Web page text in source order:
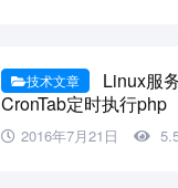
技术文章
Linux服
CronTab定时执行php
2016年7月21日